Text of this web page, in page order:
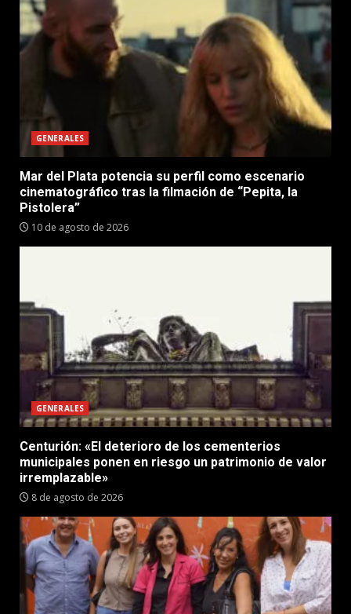
GENERALES
Mar del Plata potencia su perfil como escenario
cinematográfico tras la filmación de “Pepita, la
Pistolera”
10 de agosto de 2026
GENERALES
Centurión: «El deterioro de los cementerios
municipales ponen en riesgo un patrimonio de valor
irremplazable»
8 de agosto de 2026